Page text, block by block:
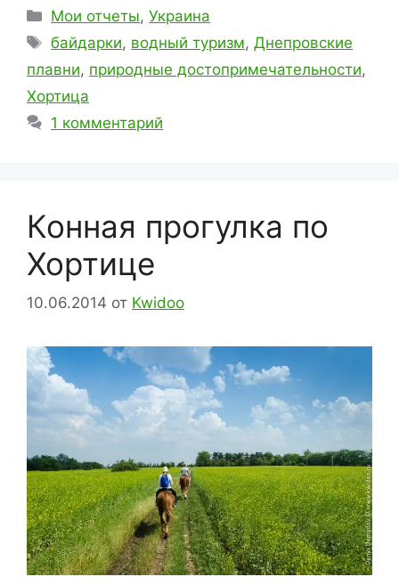
Рубрики
Мои отчеты,Украина
Метки
байдарки, водный туризм,Днепровские
плавни, природные достопримечательности,
Хортица
1 комментарий
Конная прогулка по
Хортице
10.06.2014 от Kwidoo